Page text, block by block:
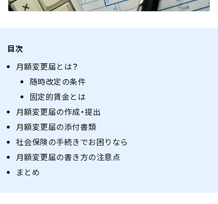
目次
月額変更届とは？
随時改定の条件
固定的賃金とは
月額変更届の作成・提出
月額変更届の添付書類
社会保険の手続きでお困りなら
月額変更届の書き方の注意点
まとめ